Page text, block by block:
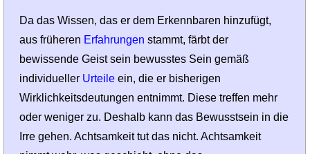
Da das Wissen, das er dem Erkenn­baren hinzufügt,
aus früheren Erfahrungen stammt, färbt der
bewissende Geist sein bewusstes Sein gemäß
individueller Urteile ein, die er bisherigen
Wirklichkeitsdeutungen entnimmt. Diese treffen mehr
oder weniger zu. Deshalb kann das Bewusstsein in die
Irre gehen. Achtsamkeit tut das nicht. Achtsamkeit